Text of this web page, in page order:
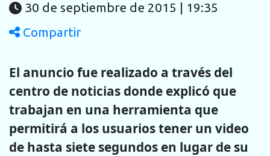
30 de septiembre de 2015 | 19:35
Compartir
El anuncio fue realizado a través del
centro de noticias donde explicó que
trabajan en una herramienta que
permitirá a los usuarios tener un video
de hasta siete segundos en lugar de su